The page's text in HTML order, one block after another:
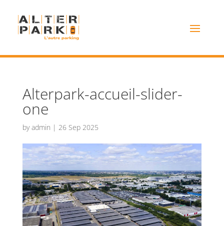
Alterpark-accueil-slider-
one
byadmin | 26 Sep 2025